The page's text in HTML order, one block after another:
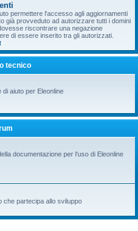
permettere l'accesso agli aggiornamenti
già provveduto ad autorizzare tutti i domini
riscontrare una negazione
di essere inserito tra gli autorizzati.
tecnico
di aiuto per Eleonline
documentazione per l'uso di Eleonline
che partecipa allo sviluppo